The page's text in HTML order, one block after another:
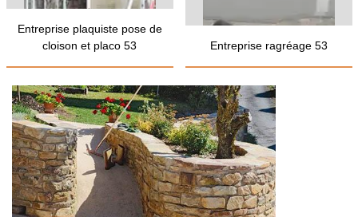
Entreprise plaquiste pose de
cloison et placo 53
Entreprise ragréage 53